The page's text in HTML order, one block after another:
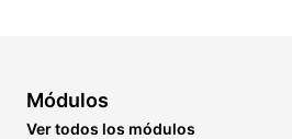
Módulos
Ver todos los módulos